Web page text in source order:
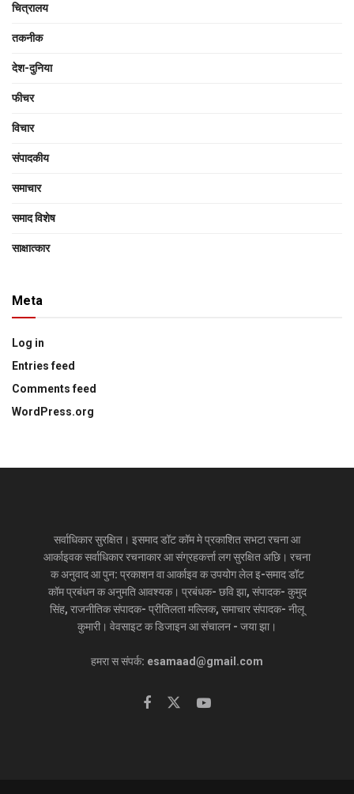
चित्रालय
तकनीक
देश-दुनिया
फीचर
विचार
संपादकीय
समाचार
समाद विशेष
साक्षात्‍कार
Meta
Log in
Entries feed
Comments feed
WordPress.org
सर्वाधिकार सुरक्षित। इसमाद डॉट कॉम मे प्रकाशित सभटा रचना आ
आर्काइवक सर्वाधिकार रचनाकार आ संग्रहकर्त्ता लग सुरक्षित अछि। रचना
क अनुवाद आ पुन: प्रकाशन वा आर्काइव क उपयोग लेल इ-समाद डॉट
कॉम प्रबंधन क अनुमति आवश्यक। प्रबंधक- छवि झा, संपादक- कुमुद
सिंह, राजनीतिक संपादक- प्रीतिलता मल्लिक, समाचार संपादक- नीलू
कुमारी। वेवसाइट क डिजाइन आ संचालन - जया झा।
हमरा स संपर्क: esamaad@gmail.com